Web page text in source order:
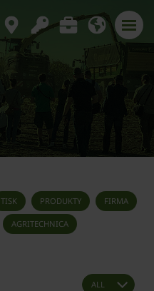
TISK PRODUKTY FIRMA
AGRITECHNICA